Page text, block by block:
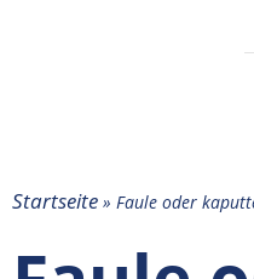
Startseite » Faule oder